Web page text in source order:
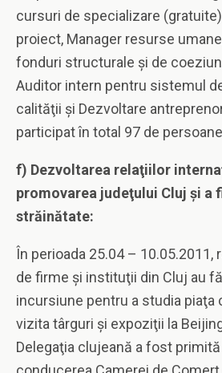
cursuri de specializare
proiect, Manager resurse
fonduri structurale şi de
Auditor intern pentru sistemul
calităţii şi Dezvoltare
participat în total 97 de
f) Dezvoltarea relaţiilor
promovarea judeţului Cluj şi a
străinătate:
În perioada 25.04 – 10.05.2011,
de firme şi instituţii din Cluj au
incursiune pentru a studia piaţa
vizita târguri şi expoziţii la
Delegaţia clujeană a fost